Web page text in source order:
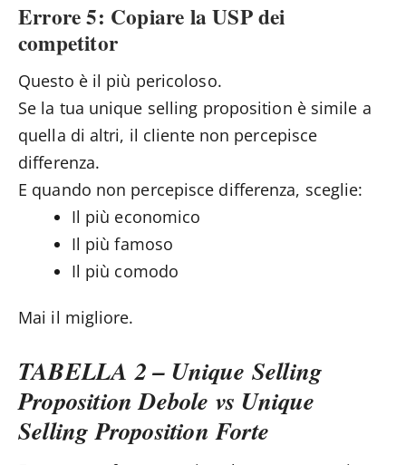
Errore 5: Copiare la USP dei
competitor
Questo è il più pericoloso.
Se la tua unique selling proposition è simile a
quella di altri, il cliente non percepisce
differenza.
E quando non percepisce differenza, sceglie:
Il più economico
Il più famoso
Il più comodo
Mai il migliore.
TABELLA 2 – Unique Selling
Proposition Debole vs Unique
Selling Proposition Forte